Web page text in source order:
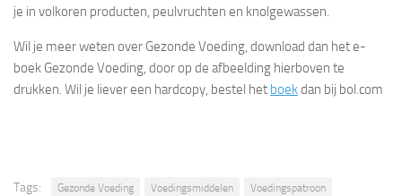
je in volkoren producten, peulvruchten en knolgewassen.
Wil je meer weten over Gezonde Voeding, download dan het e-
boek Gezonde Voeding, door op de afbeelding hierboven te
drukken. Wil je liever een hardcopy, bestel het boekdan bij bol.com
Tags: Gezonde Voeding Voedingsmiddelen Voedingspatroon